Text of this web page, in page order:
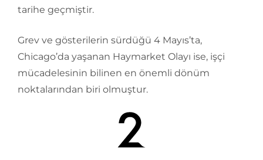
tarihe geçmiştir.
Grev ve gösterilerin sürdüğü 4 Mayıs’ta,
Chicago’da yaşanan Haymarket Olayı ise, işçi
mücadelesinin bilinen en önemli dönüm
noktalarından biri olmuştur.